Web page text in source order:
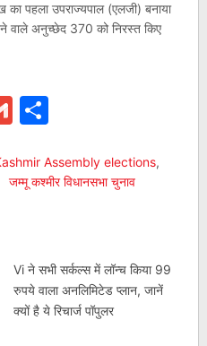
का पहला उपराज्यपाल (एलजी) बनाया
वाले अनुच्छेद 370 को निरस्त किए
GmailShare
Assembly elections,
जम्मू कश्मीर विधानसभा चुनाव
Vi ने सभी सर्कल्स में लॉन्च किया 99
रुपये वाला अनलिमिटेड प्लान, जानें
क्यों है ये रिचार्ज पॉपुलर